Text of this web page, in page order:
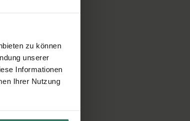
zu können
unserer
Informationen
Ihrer Nutzung